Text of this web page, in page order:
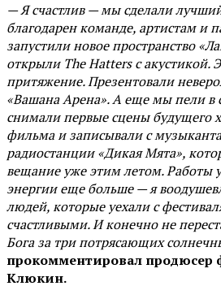
— Я счастлив — мы сделали
благодарен команде, артистам и
запустили новое пространство
открыли The Hatters с акустикой.
притяжение. Презентовали
«Вашана Арена». А еще мы пели в
снимали первые сцены будущего
фильма и записывали с
радиостанции «Дикая Мята»,
вещание уже этим летом. Работы
энергии еще больше — я
людей, которые уехали с
счастливыми. И конечно не
Бога за три потрясающих
прокомментировал продюсер
Клюкин.